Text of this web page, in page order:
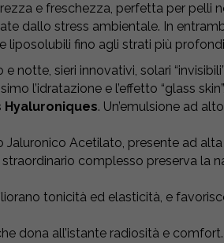
e freschezza, perfetta per pelli
dallo stress ambientale. In
liposolubili fino agli strati più
notte, sieri innovativi, solari
l’idratazione e l’effetto “glass
Hyaluroniques. Un’emulsione ad
Jaluronico Acetilato, presente ad
complesso preserva la
tonicità ed elasticità, e
dona all’istante radiosità e comfort.